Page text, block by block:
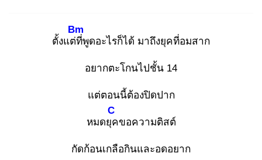
ตั้งแต่ที่
Bm
พูดอะไรก็ได้ มาถึงยุคที่อมสาก
อยากตะโกนไปชั้น 14
แต่ตอนนี้ต้องปิดปาก
หมดยุค
C
ขอความติสต์
กัดก้อนเกลือกินและอดอยาก